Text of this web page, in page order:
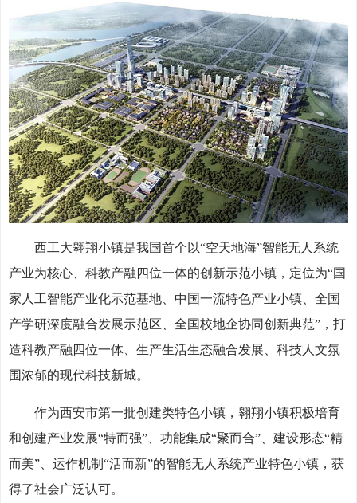
西工大翱翔小镇是我国首个以“空天地海”智能无人系统
产业为核心、科教产融四位一体的创新示范小镇，定位为“国
家人工智能产业化示范基地、中国一流特色产业小镇、全国
产学研深度融合发展示范区、全国校地企协同创新典范”，打
造科教产融四位一体、生产生活生态融合发展、科技人文氛
围浓郁的现代科技新城。
作为西安市第一批创建类特色小镇，翱翔小镇积极培育
和创建产业发展“特而强”、功能集成“聚而合”、建设形态“精
而美”、运作机制“活而新”的智能无人系统产业特色小镇，获
得了社会广泛认可。